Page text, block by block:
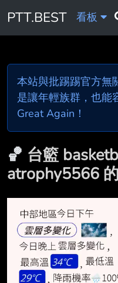
PTT.BEST 看板
本站與批踢踢官方無
是讓年輕族群，也能
Great Again！
🏀 台籃
atrophy5566